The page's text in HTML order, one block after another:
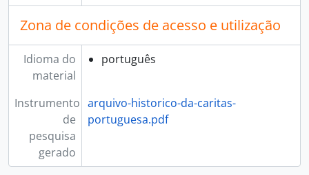
Zona de condições de acesso e utilização
Idioma do
material
português
Instrumento
de
pesquisa
gerado
arquivo-historico-da-caritas-
portuguesa.pdf